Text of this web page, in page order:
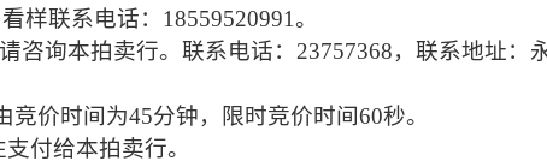
样联系电话： 18559520991。
咨询本拍卖行。联系电话： 23757368，联系地址：
竞价时间为45分钟，限时竞价时间60秒。
付给本拍卖行。